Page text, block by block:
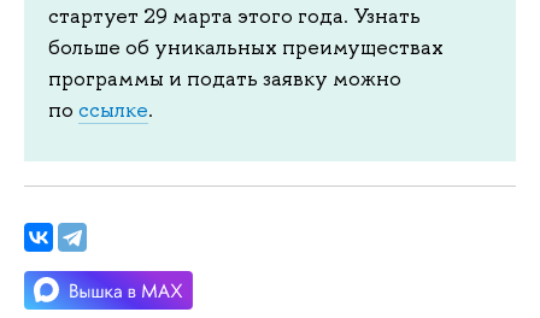
стартует 29 марта этого года. Узнать
больше об уникальных преимуществах
программы и подать заявку можно
по ссылке.